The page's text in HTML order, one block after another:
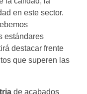
en este sector.
estándares
destacar frente
que superen las
de acabados